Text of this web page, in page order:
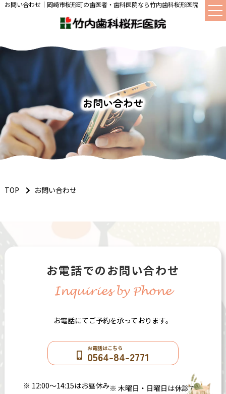
お問い合わせ｜岡崎市桜形町の歯医者・歯科医院なら竹内歯科桜形医院
お問い合わせ
TOP お問い合わせ
お電話でのお問い合わせ
Inquiries by Phone
お電話にてご予約を承っております。
お電話はこちら
0564-84-2771
※ 12:00〜14:15はお昼休み※ 木曜日・日曜日は休診です